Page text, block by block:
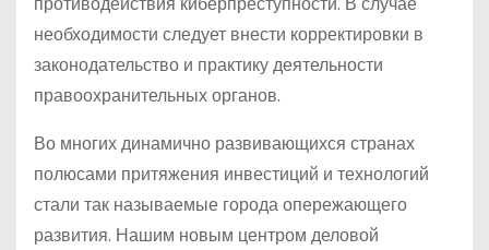
необходимости следует внести корректировки в
законодательство и практику деятельности
правоохранительных органов.
Во многих динамично развивающихся странах
полюсами притяжения инвестиций и технологий
стали так называемые города опережающего
развития. Нашим новым центром деловой